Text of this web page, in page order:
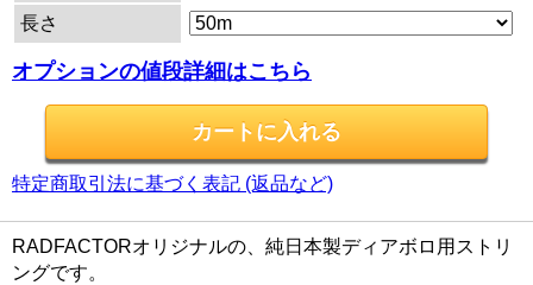
長さ
オプションの値段詳細はこちら
特定商取引法に基づく表記 (返品など)
RADFACTORオリジナルの、純日本製ディアボロ用ストリ
ングです。